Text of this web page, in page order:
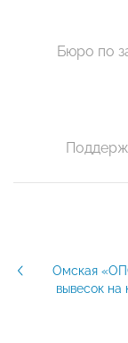
Бюро по
Омская
вывесок на